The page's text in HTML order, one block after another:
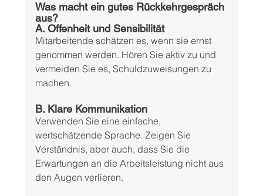
Was macht ein gutes Rückkehrgespräch
aus?
A. Offenheit und Sensibilität
Mitarbeitende schätzen es, wenn sie ernst
genommen werden. Hören Sie aktiv zu und
vermeiden Sie es, Schuldzuweisungen zu
machen.
B. Klare Kommunikation
Verwenden Sie eine einfache,
wertschätzende Sprache. Zeigen Sie
Verständnis, aber auch, dass Sie die
Erwartungen an die Arbeitsleistung nicht aus
den Augen verlieren.